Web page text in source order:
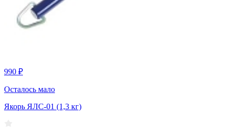
990 ₽
Осталось мало
Якорь ЯЛС-01 (1,3 кг)